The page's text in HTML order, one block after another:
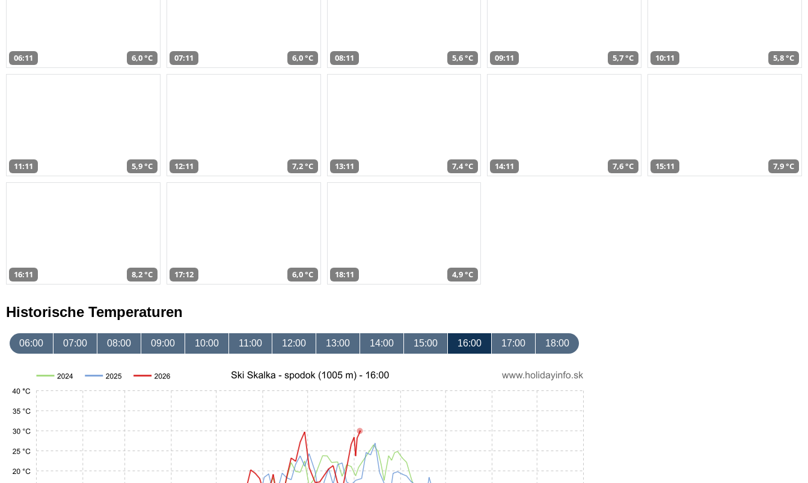
06:11 6,0 °C 07:11 6,0 °C 08:11 5,6 °C 09:11 5,7 °C 10:11 5,8 °C
11:11 5,9 °C 12:11 7,2 °C 13:11 7,4 °C 14:11 7,6 °C 15:11 7,9 °C
16:11 8,2 °C 17:12 6,0 °C 18:11 4,9 °C
Historische Temperaturen
06:00 07:00 08:00 09:00 10:00 11:00 12:00 13:00 14:00 15:00 16:00 17:00 18:00